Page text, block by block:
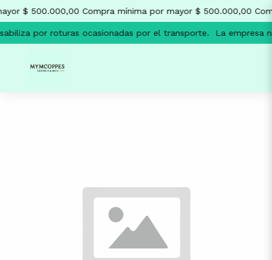
$ 500.000,00 Compra mínima por mayor $ 500.000,00
por roturas ocasionadas por el transporte. La empresa